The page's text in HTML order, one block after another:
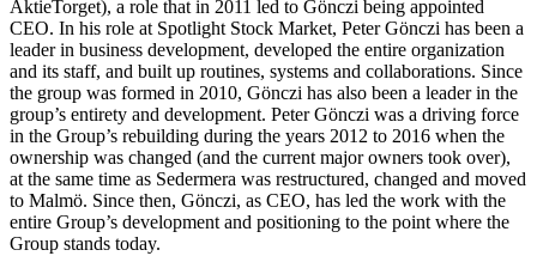
AktieTorget), a role that in 2011 led to Gönczi being appointed
CEO. In his role at Spotlight Stock Market, Peter Gönczi has been a
leader in business development, developed the entire organization
and its staff, and built up routines, systems and collaborations. Since
the group was formed in 2010, Gönczi has also been a leader in the
group’s entirety and development. Peter Gönczi was a driving force
in the Group’s rebuilding during the years 2012 to 2016 when the
ownership was changed (and the current major owners took over),
at the same time as Sedermera was restructured, changed and moved
to Malmö. Since then, Gönczi, as CEO, has led the work with the
entire Group’s development and positioning to the point where the
Group stands today.